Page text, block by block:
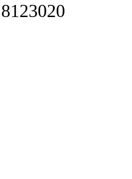
8123020